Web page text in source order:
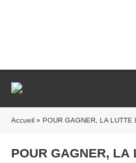
Accueil » POUR GAGNER, LA LUTTE DES
POUR GAGNER, LA